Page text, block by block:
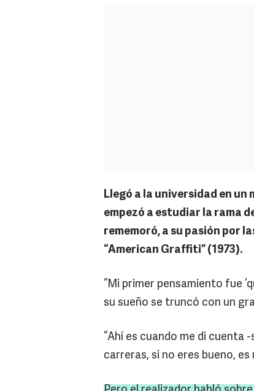
Llegó a la universidad en un
empezó a estudiar la rama
rememoró, a su pasión por
“American Graffiti” (1973).
“Mi primer pensamiento fue
su sueño se truncó con un
“Ahí es cuando me di cuenta
carreras, si no eres bueno, es